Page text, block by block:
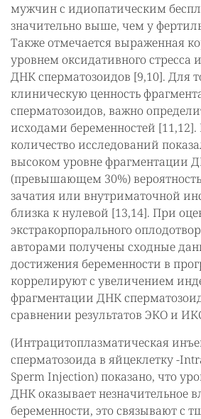
мужчин с идиопатическим
значительно выше, чем у
Также отмечается выраженная
уровнем оксидативного стресса
ДНК сперматозоидов [9,10]. Для
клиническую ценность
сперматозоидов, важно
исходами беременностей
количество исследований
высоком уровне фрагментации
(превышающем 30%) вероятность
зачатия или внутриматочной
близка к нулевой [13,14]. При
экстракорпорального
авторами получены сходные
достижения беременности в
коррелируют с увеличением
фрагментации ДНК
сравнении результатов ЭКО и
(Интрацитоплазматическая
сперматозоида в яйцеклетку -
Sperm Injection) показано, что
ДНК оказывает незначительное
беременности, это связывают с